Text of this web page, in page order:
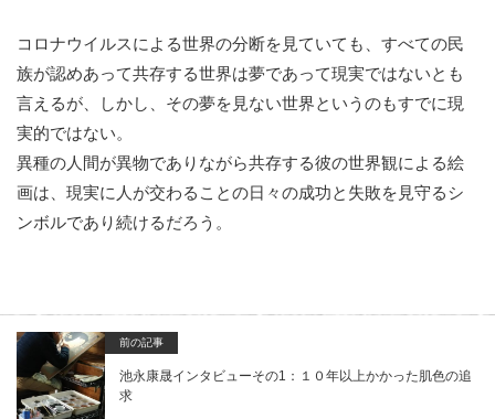
コロナウイルスによる世界の分断を見ていても、すべての民
族が認めあって共存する世界は夢であって現実ではないとも
言えるが、しかし、その夢を見ない世界というのもすでに現
実的ではない。
異種の人間が異物でありながら共存する彼の世界観による絵
画は、現実に人が交わることの日々の成功と失敗を見守るシ
ンボルであり続けるだろう。
前の記事
池永康晟インタビューその1：１０年以上かかった肌色の追
求